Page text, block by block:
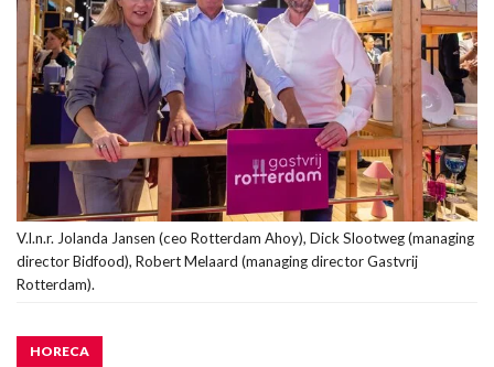
V.l.n.r. Jolanda Jansen (ceo Rotterdam Ahoy), Dick Slootweg (managing
director Bidfood), Robert Melaard (managing director Gastvrij
Rotterdam).
HORECA